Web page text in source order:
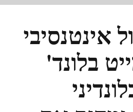
אינטנסיבי
בלונד'